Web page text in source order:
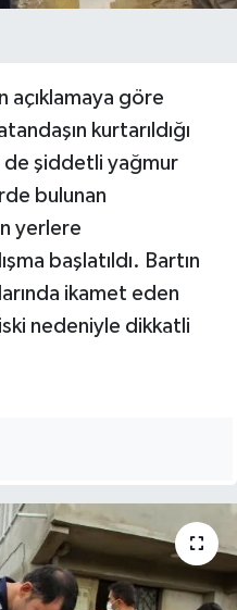
açıklamaya göre
kurtarıldığı
şiddetli yağmur
bulunan
yerlere
başlatıldı. Bartın
ikamet eden
nedeniyle dikkatli